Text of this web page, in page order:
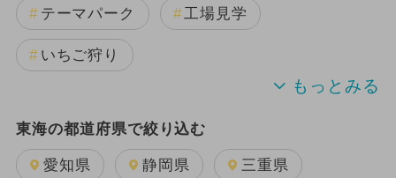
テーマパーク 工場見学
いちご狩り
果物狩り
東海の都道府県で絞り込む
愛知県 静岡県 三重県